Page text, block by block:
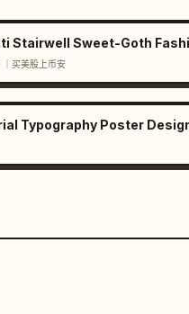
Stairwell Sweet-Goth
买美股上币安
Typography Poster